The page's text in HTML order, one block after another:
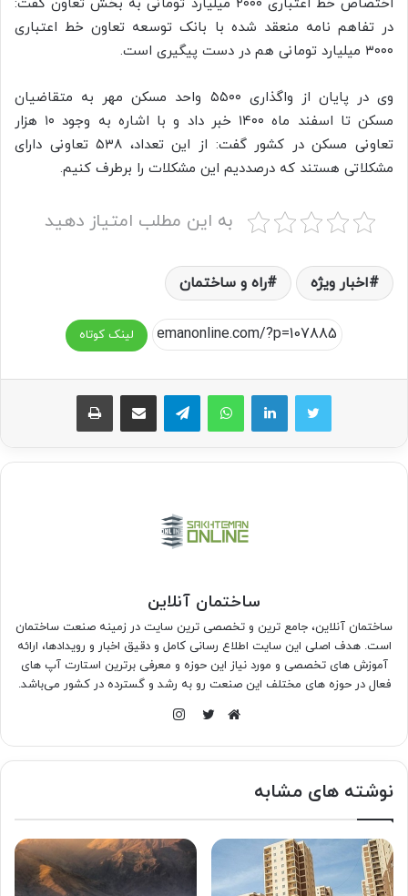
اختصاص خط اعتباری ۲۰۰۰ میلیارد تومانی به بخش تعاون گفت:
در تفاهم نامه منعقد شده با بانک توسعه تعاون خط اعتباری
۳۰۰۰ میلیارد تومانی هم در دست پیگیری است.
وی در پایان از واگذاری ۵۵۰۰ واحد مسکن مهر به متقاضیان
مسکن تا اسفند ماه ۱۴۰۰ خبر داد و با اشاره به وجود ۱۰ هزار
تعاونی مسکن در کشور گفت: از این تعداد، ۵۳۸ تعاونی دارای
مشکلاتی هستند که درصددیم این مشکلات را برطرف کنیم.
به این مطلب امتیاز دهید
اخبار ویژه راه و ساختمان
لینک کوتاه
واتس آپ تلگرام اشتراک گذاری از طریق ایمیل چاپ
ساختمان آنلاین
ساختمان آنلاین، جامع ترین و تخصصی ترین سایت در زمینه صنعت ساختمان
است. هدف اصلی این سایت اطلاع رسانی کامل و دقیق اخبار و رویدادها، ارائه
آموزش های تخصصی و مورد نیاز این حوزه و معرفی برترین استارت آپ های
فعال در حوزه های مختلف این صنعت رو به رشد و گسترده در کشور می‌باشد.
نوشته های مشابه